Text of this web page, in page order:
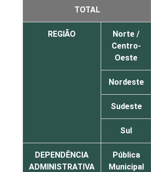
TOTAL
REGIÃO
Norte /
Centro-
Oeste
Nordeste
Sudeste
Sul
DEPENDÊNCIA
ADMINISTRATIVA
Pública
Municipal